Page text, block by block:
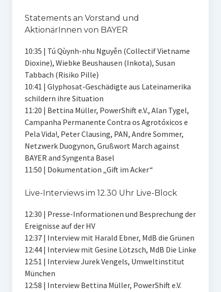
Statements an Vorstand und
AktionärInnen von BAYER
10:35 | Tú Qùynh-nhu Nguyễn (Collectif Vietname
Dioxine), Wiebke Beushausen (Inkota), Susan
Tabbach (Risiko Pille)
10:41 | Glyphosat-Geschädigte aus Lateinamerika
schildern ihre Situation
11:20 | Bettina Müller, PowerShift e.V., Alan Tygel,
Campanha Permanente Contra os Agrotóxicos e
Pela Vida!, Peter Clausing, PAN, Andre Sommer,
Netzwerk Duogynon, Grußwort March against
BAYER and Syngenta Basel
11:50 | Dokumentation „Gift im Acker“
Live-Interviews im 12.30 Uhr Live-Block
12:30 | Presse-Informationen und Besprechung der
Ereignisse auf der HV
12:37 | Interview mit Harald Ebner, MdB die Grünen
12:44 | Interview mit Gesine Lötzsch, MdB Die Linke
12:51 | Interview Jurek Vengels, Umweltinstitut
München
12:58 | Interview Bettina Müller, PowerShift e.V.